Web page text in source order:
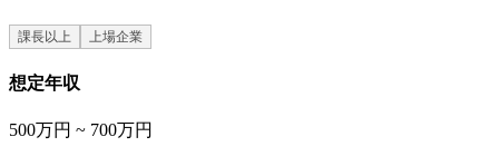
課長以上 上場企業
想定年収
500万円 ~ 700万円